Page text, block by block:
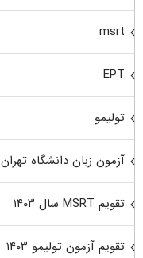
msrt
EPT
تولیمو
آزمون زبان دانشگاه تهران
تقویم MSRT سال ۱۴۰۳
تقویم آزمون تولیمو ۱۴۰۳